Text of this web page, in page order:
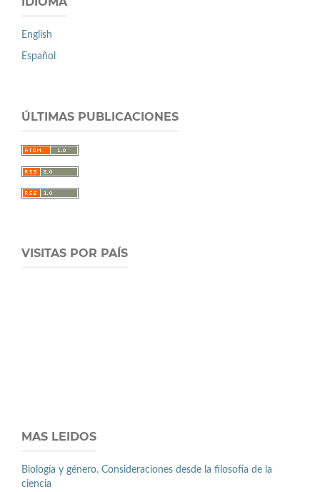
English
Español
ÚLTIMAS PUBLICACIONES
VISITAS POR PAÍS
MAS LEIDOS
Biología y género. Consideraciones desde la filosofía de la
ciencia